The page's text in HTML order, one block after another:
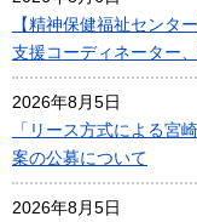
【精神保健福祉センタ
支援コーディネーター
2026年8月5日
「リース方式による宮
案の公募について
2026年8月5日